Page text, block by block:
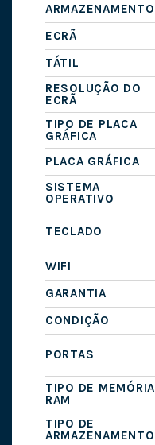
ARMAZENAMENTO
ECRÃ
TÁTIL
RESOLUÇÃO DO
ECRÃ
TIPO DE PLACA
GRÁFICA
PLACA GRÁFICA
SISTEMA
OPERATIVO
TECLADO
WIFI
GARANTIA
CONDIÇÃO
PORTAS
TIPO DE MEMÓRIA
RAM
TIPO DE
ARMAZENAMENTO